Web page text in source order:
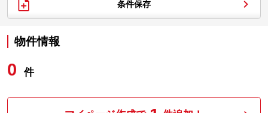
条件保存
物件情報
0 件